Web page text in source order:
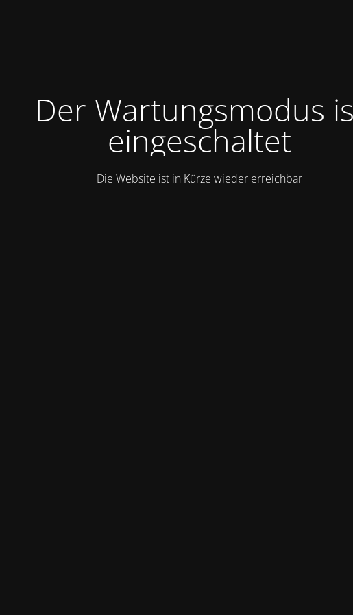
Der Wartungsmodus
eingeschaltet
Die Website ist in Kürze wieder erreichbar